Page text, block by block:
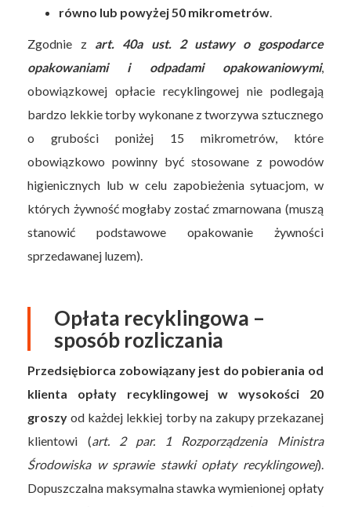
równo lub powyżej 50 mikrometrów
Zgodnie z art. 40a ust. 2 ustawy o gospodarce
opakowaniami i odpadami opakowaniowymi,
obowiązkowej opłacie recyklingowej nie podlegają
bardzo lekkie torby wykonane z tworzywa sztucznego
o grubości poniżej 15 mikrometrów, które
obowiązkowo powinny być stosowane z powodów
higienicznych lub w celu zapobieżenia sytuacjom, w
których żywność mogłaby zostać zmarnowana (muszą
stanowić podstawowe opakowanie żywności
sprzedawanej luzem).
Opłata recyklingowa –
sposób rozliczania
Przedsiębiorca zobowiązany jest do pobierania od
klienta opłaty recyklingowej w wysokości 20
groszy od każdej lekkiej torby na zakupy przekazanej
klientowi (art. 2 par. 1 Rozporządzenia Ministra
Środowiska w sprawie stawki opłaty recyklingowej).
Dopuszczalna maksymalna stawka wymienionej opłaty